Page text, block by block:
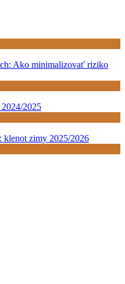
Ako minimalizovať riziko
2025
klenot zimy 2025/2026